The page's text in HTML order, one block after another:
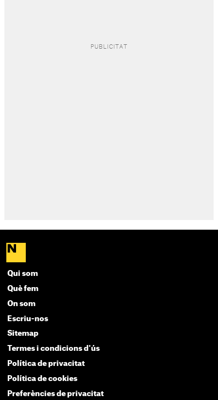
Qui som
Què fem
On som
Escriu-nos
Sitemap
Termes i condicions d'ús
Política de privacitat
Política de cookies
Preferències de privacitat